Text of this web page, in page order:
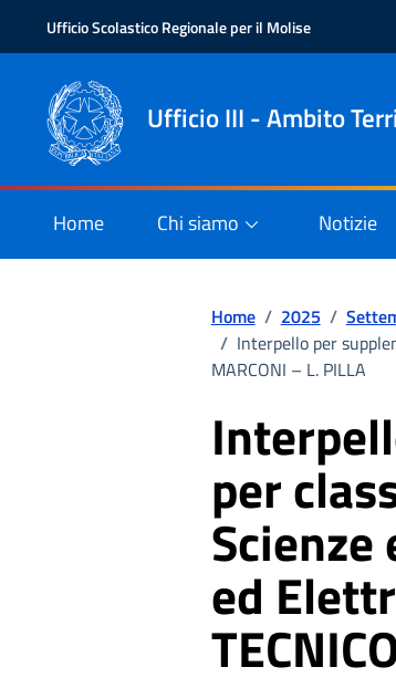
Ente di appartenenza
Ufficio Scolastico Regionale per il Molise
Nome dell'ente
Ufficio III - Ambito
Home Chi siamo Notizie
Percorso di
Home / 2025 /
/ Interpello per
MARCONI – L. PILLA
per
ed